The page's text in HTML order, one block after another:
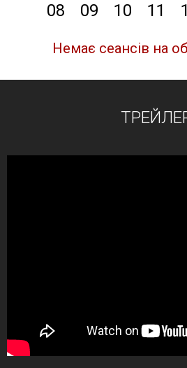
08
09 10 11
Немає сеансів на